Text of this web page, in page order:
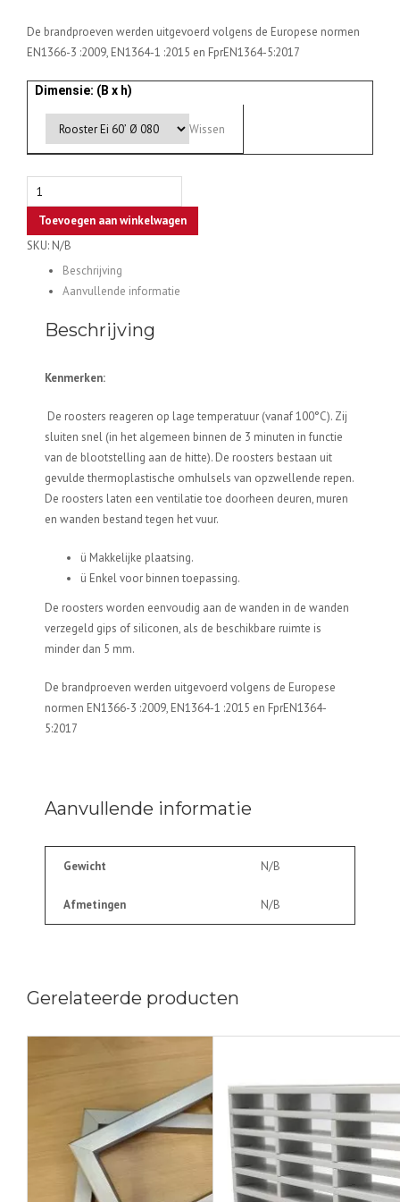
De brandproeven werden uitgevoerd volgens de Europese normen
EN1366-3 :2009, EN1364-1 :2015 en FprEN1364-5:2017
Dimensie: (B x h)
Wissen
Ronde
brandwerende
roosters
Ei-
Toevoegen aan winkelwagen
SKU: N/B
Beschrijving
Aanvullende informatie
Beschrijving
Kenmerken:
De roosters reageren op lage temperatuur (vanaf 100°C). Zij
sluiten snel (in het algemeen binnen de 3 minuten in functie
van de blootstelling aan de hitte). De roosters bestaan uit
gevulde thermoplastische omhulsels van opzwellende repen.
De roosters laten een ventilatie toe doorheen deuren, muren
en wanden bestand tegen het vuur.
ü Makkelijke plaatsing.
ü Enkel voor binnen toepassing.
De roosters worden eenvoudig aan de wanden in de wanden
verzegeld gips of siliconen, als de beschikbare ruimte is
minder dan 5 mm.
De brandproeven werden uitgevoerd volgens de Europese
normen EN1366-3 :2009, EN1364-1 :2015 en FprEN1364-
5:2017
Aanvullende informatie
Gewicht N/B
Afmetingen N/B
Gerelateerde producten